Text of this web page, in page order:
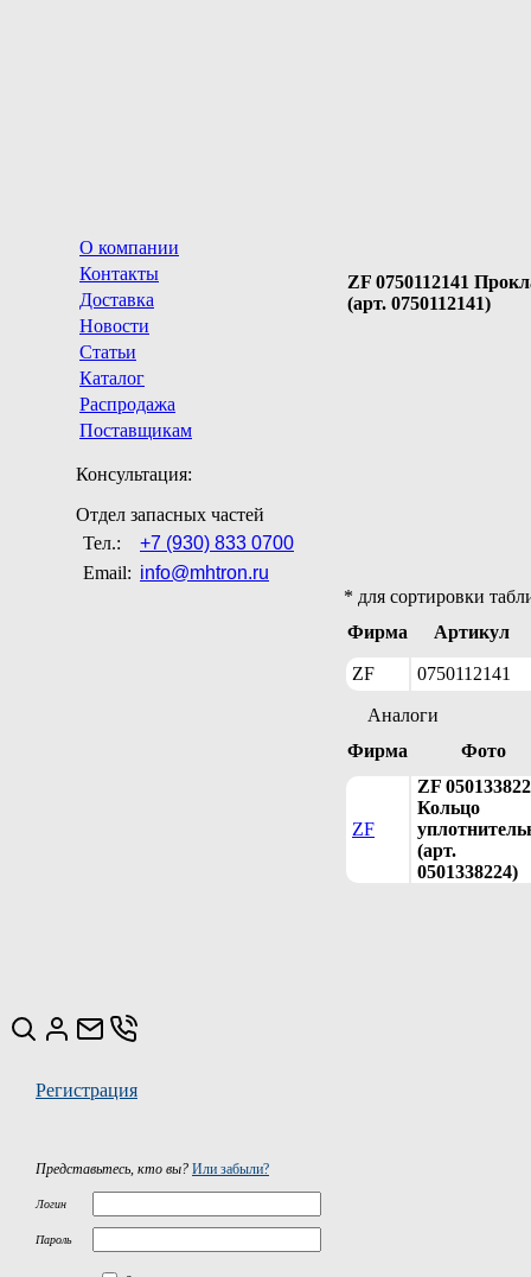
О компании
Контакты
Доставка
Новости
Статьи
Каталог
Распродажа
Поставщикам
Консультация:
Отдел запасных частей
Тел.:
+7 (930) 833 0700
Email: info@mhtron.ru
ZF 0750112141
(арт. 0750112141)
* для сортировки
Фирма
Артикул
ZF 0750112141
Аналоги
Фирма
Фото
ZF
ZF
Кольцо
(арт.
0501338224)
Регистрация
Представьтесь, кто вы? Или забыли?
Логин
Пароль